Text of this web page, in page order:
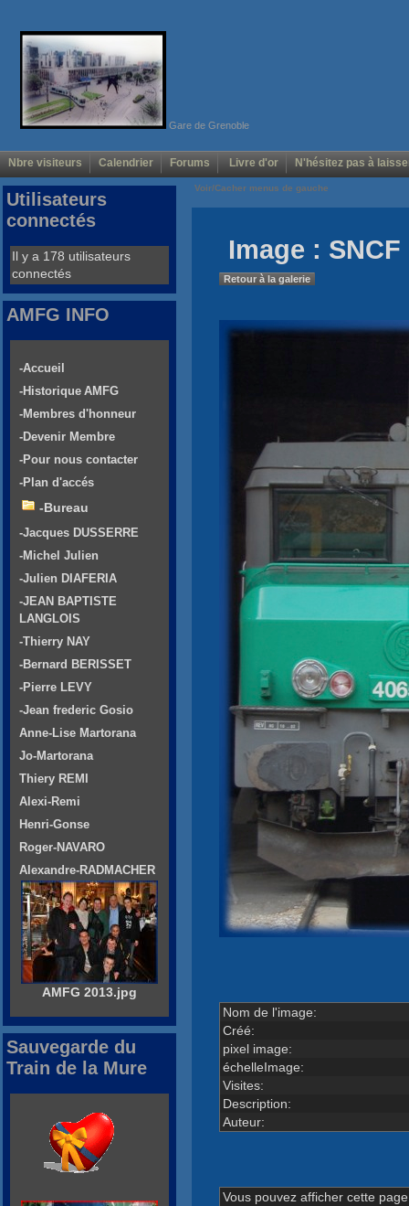
Gare de Grenoble
Nbre visiteurs Calendrier Forums Livre d'or N'hésitez pas à
Voir/Cacher menus de gauche
Image :
Retour à la galerie
Nom de l'image:
Créé:
pixel image:
échelleImage:
Visites:
Description:
Auteur:
Vous pouvez afficher cette
Utilisateurs
connectés
Il y a 178 utilisateurs
connectés
AMFG INFO
-Accueil
-Historique AMFG
-Membres d'honneur
-Devenir Membre
-Pour nous contacter
-Plan d'accés
-Bureau
-Jacques DUSSERRE
-Michel Julien
-Julien DIAFERIA
-JEAN BAPTISTE
LANGLOIS
-Thierry NAY
-Bernard BERISSET
-Pierre LEVY
-Jean frederic Gosio
Anne-Lise Martorana
Jo-Martorana
Thiery REMI
Alexi-Remi
Henri-Gonse
Roger-NAVARO
Alexandre-RADMACHER
AMFG 2013.jpg
Sauvegarde du
Train de la Mure